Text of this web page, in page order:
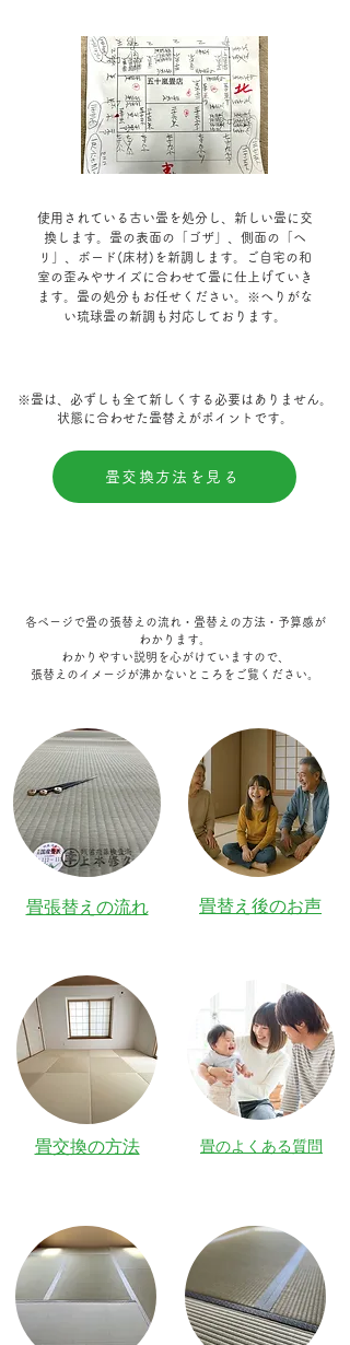
使用されている古い畳を処分し、新しい畳に交
換します。畳の表面の「ゴザ」、側面の「ヘ
リ」、ボード(床材)を新調します。ご自宅の和
室の歪みやサイズに合わせて畳に仕上げていき
ます。畳の処分もお任せください。※へりがな
い琉球畳の新調も対応しております。
​※畳は、必ずしも全て新しくする必要はありません。
状態に合わせた畳替えがポイントです。
畳交換方法を見る
各ページで畳の張替えの流れ・畳替えの方法・予算感が
わかります。​
わかりやすい説明を心がけていますので、
張替えのイメージが沸かないところをご覧ください。
​畳張替えの流れ 畳替え後のお声
​畳交換の方法 畳のよくある質問